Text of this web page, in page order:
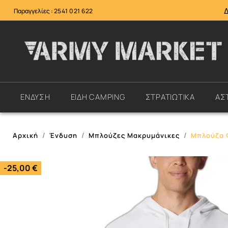
Παραγγελίες :2541 021 622
ΕΝΔΥΣΗ ΕΙΔΗ CAMPING ΣΤΡΑΤΙΩΤΙΚΑ
Αρχική Ένδυση Μπλούζες Μακρυμάνικες Μπλούζα
-25,00 €